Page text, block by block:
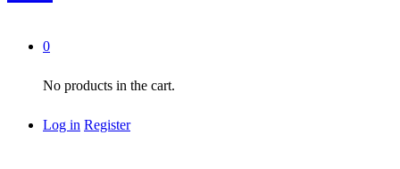
0
No products in the cart.
Log in Register